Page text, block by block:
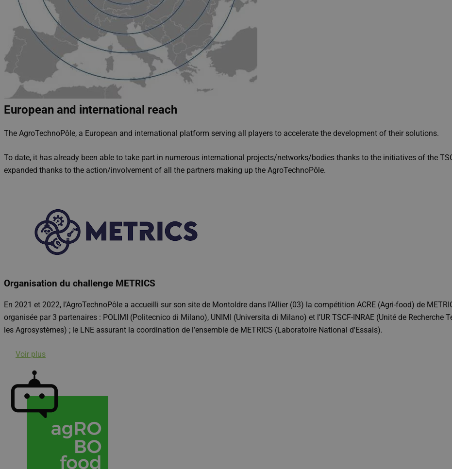
European and international reach
The AgroTechnoPôle, a European and international platform serving all players to accelerate the development of their solutions.
To date, it has already been able to take part in numerous international projects/networks/bodies thanks to the initiatives of the
expanded thanks to the action/involvement of all the partners making up the AgroTechnoPôle.
Organisation du challenge METRICS
En 2021 et 2022, l’AgroTechnoPôle a accueilli sur son site de Montoldre dans l’Allier (03) la compétition ACRE (Agri-food) de
organisée par 3 partenaires : POLIMI (Politecnico di Milano), UNIMI (Universita di Milano) et l’UR TSCF-INRAE (Unité de
les Agrosystèmes) ; le LNE assurant la coordination de l’ensemble de METRICS (Laboratoire National d'Essais).
Voir plus